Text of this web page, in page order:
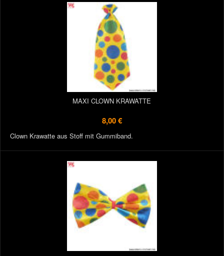
MAXI CLOWN KRAWATTE
8,00 €
Clown Krawatte aus Stoff mit Gummiband.